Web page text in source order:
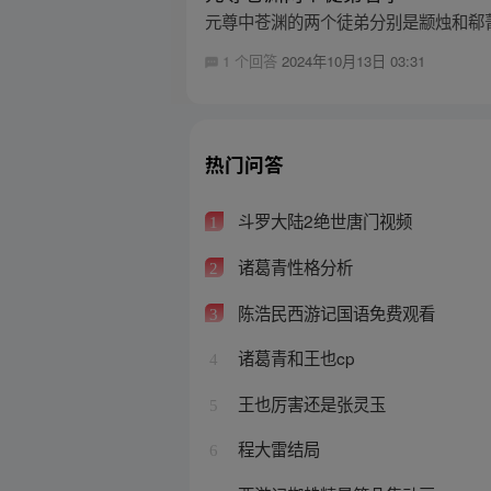
元尊中苍渊的两个徒弟分别是颛烛和郗
1 个回答2024年10月13日 03:31
热门问答
1 斗罗大陆2绝世唐门视频
2 诸葛青性格分析
3 陈浩民西游记国语免费观看
4 诸葛青和王也cp
5 王也厉害还是张灵玉
6 程大雷结局